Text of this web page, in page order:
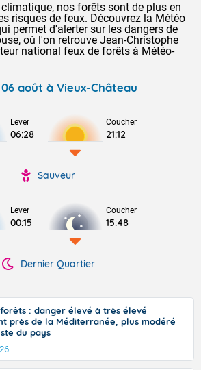
nos forêts sont de plus en
risques de feux. Découvrez la Météo
permet d'alerter sur les dangers de
où l'on retrouve Jean-Christophe
national feux de forêts à Météo-
août à Vieux-Château
Lever
06:28
Coucher
21:12
Sauveur
Lever
00:15
Coucher
15:48
Dernier Quartier
forêts : danger élevé à très élevé
près de la Méditerranée, plus modéré
du pays